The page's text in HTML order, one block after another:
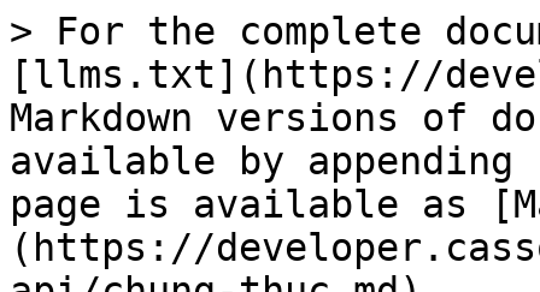
> For the complete
[llms.txt](https://
Markdown versions of
available by
page is available as
(https://